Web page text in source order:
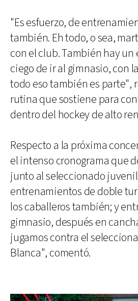
"Es esfuerzo, de
también. Eh todo, o sea,
con el club. También hay
ciego de ir al gimnasio, con
todo eso también es parte",
rutina que sostiene para
dentro del hockey de alto
Respecto a la próxima
el intenso cronograma que
junto al seleccionado
entrenamientos de doble
los caballeros también; y
gimnasio, después en
jugamos contra el
Blanca", comentó.